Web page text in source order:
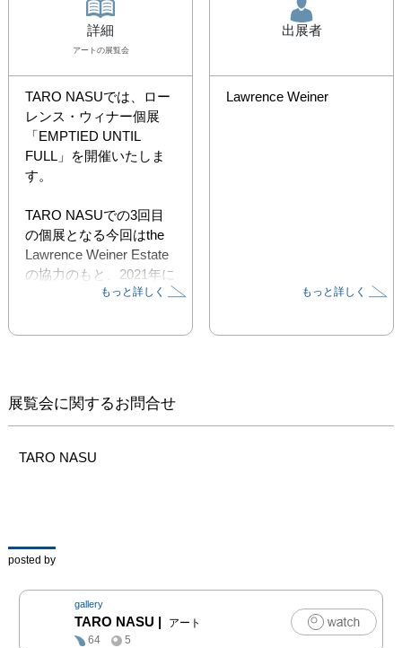
詳細
アート の展覧会
TARO NASUでは、ロー
レンス・ウィナー個展
「EMPTIED UNTIL
FULL」を開催いたしま
す。
TARO NASUでの3回目
の個展となる今回はthe
Lawrence Weiner Estate
の協力のもと、2021年に
ウィナーが亡くなって以
展覧会となる。
った言葉としてしられる
下記の「Declaration of
展示される。
WORK
2.THE WORK MAY BE
FABRICATED
3.THE WORK NEED
NOT BE BUILT
もっと詳しく
出展者
Lawrence Weiner
もっと詳しく
展覧会に関するお問合せ
TARO NASU
posted by
gallery
TARO NASU |
アート
64
5